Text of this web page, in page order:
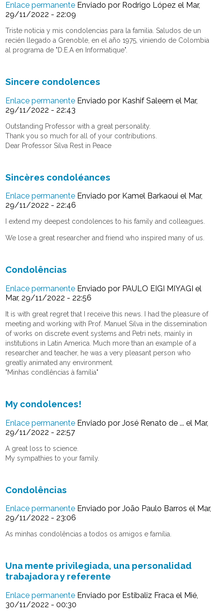
Enlace permanente Enviado por Rodrigo López el Mar,
29/11/2022 - 22:09
Triste noticia y mis condolencias para la familia. Saludos de un
recién llegado a Grenoble, en el año 1975, viniendo de Colombia
al programa de "D.E.A en Informatique".
Sincere condolences
Enlace permanente Enviado por Kashif Saleem el Mar,
29/11/2022 - 22:43
Outstanding Professor with a great personality.
Thank you so much for all of your contributions.
Dear Professor Silva Rest in Peace
Sincères condoléances
Enlace permanente Enviado por Kamel Barkaoui el Mar,
29/11/2022 - 22:46
I extend my deepest condolences to his family and colleagues.
We lose a great researcher and friend who inspired many of us.
Condolências
Enlace permanente Enviado por PAULO EIGI MIYAGI el
Mar, 29/11/2022 - 22:56
It is with great regret that I receive this news. I had the pleasure of
meeting and working with Prof. Manuel Silva in the dissemination
of works on discrete event systems and Petri nets, mainly in
institutions in Latin America. Much more than an example of a
researcher and teacher, he was a very pleasant person who
greatly animated any environment.
"Minhas condlências à família"
My condolences!
Enlace permanente Enviado porJosé Renato de ... el Mar,
29/11/2022 - 22:57
A great loss to science.
My sympathies to your family.
Condolências
Enlace permanente Enviado porJoão Paulo Barros el Mar,
29/11/2022 - 23:06
As minhas condolências a todos os amigos e família.
Una mente privilegiada, una personalidad
trabajadora y referente
Enlace permanente Enviado por Estibaliz Fraca el Mié,
30/11/2022 - 00:30